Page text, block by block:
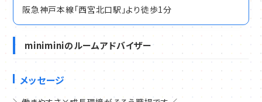
阪急神戸本線「西宮北口駅」より徒歩1分
miniminiのルームアドバイザー
メッセージ